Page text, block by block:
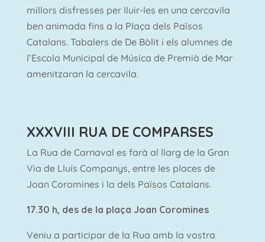
millors disfresses per lluir-les en una cercavila
ben animada fins a la Plaça dels Països
Catalans. Tabalers de De Bòlit i els alumnes de
l’Escola Municipal de Música de Premià de Mar
amenitzaran la cercavila.
XXXVIII RUA DE COMPARSES
La Rua de Carnaval es farà al llarg de la Gran
Via de Lluís Companys, entre les places de
Joan Coromines i la dels Països Catalans.
17.30 h, des de la plaça Joan Coromines
Veniu a participar de la Rua amb la vostra